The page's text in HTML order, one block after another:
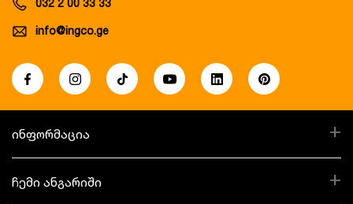
032 2 00 33 33
info@ingco.ge
+
ინფორმაცია
+
ჩემი ანგარიში